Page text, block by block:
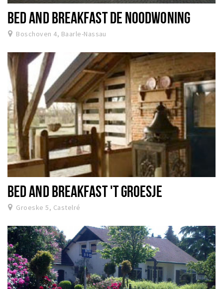
BED AND BREAKFAST DE NOODWONING
Boschoven 4, Baarle-Nassau
BED AND BREAKFAST 'T GROESJE
Groeske 5, Castelré